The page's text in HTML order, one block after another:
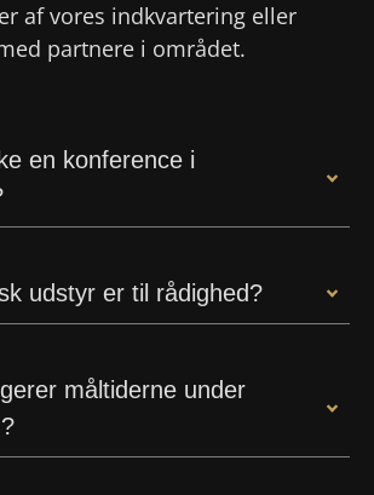
af vores indkvartering eller
partnere i området.
en konference i
udstyr er til rådighed?
måltiderne under